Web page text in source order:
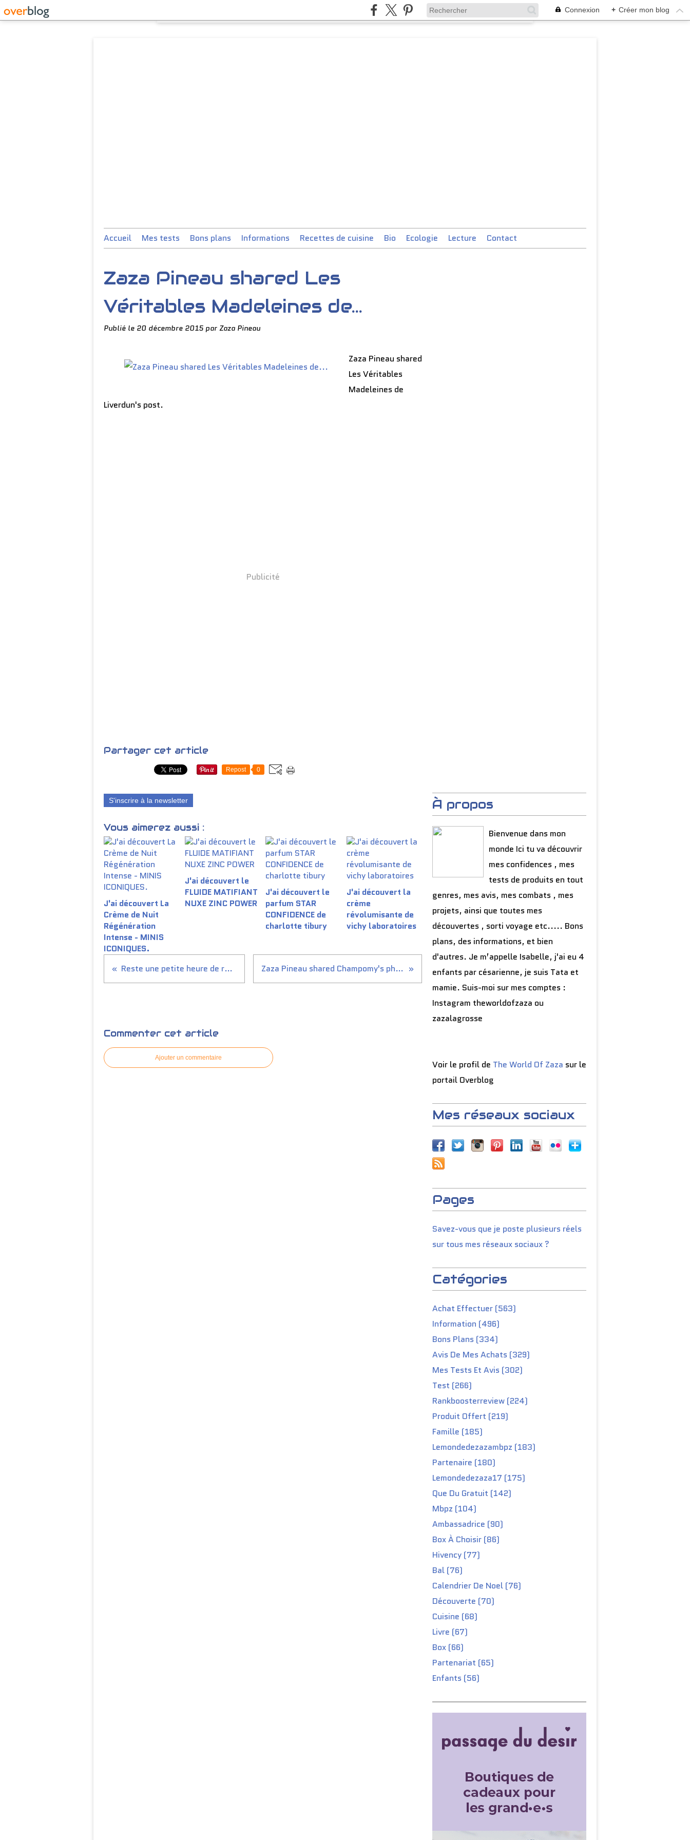
Connexion + Créer mon blog
Accueil Mes tests Bons plans Informations Recettes de cuisine Bio Ecologie Lecture Contact
Zaza Pineau shared Les
Véritables Madeleines de...
Publié le 20 décembre 2015 par Zaza Pineau
Zaza Pineau shared
Les Véritables
Madeleines de
Liverdun's post.
Publicité
Partager cet article
Repost 0
S'inscrire à la newsletter
Vous aimerez aussi :
J'ai découvert La
Crème de Nuit
Régénération
Intense - MINIS
ICONIQUES.
J'ai découvert le
FLUIDE MATIFIANT
NUXE ZINC POWER
J'ai découvert le
parfum STAR
CONFIDENCE de
charlotte tibury
J'ai découvert la
crème
révolumisante de
vichy laboratoires
Reste une petite heure de route Zaza Pineau shared Champomy's photo.
Commenter cet article
Ajouter un commentaire
À propos
Bienvenue dans mon
monde Ici tu va découvrir
mes confidences , mes
tests de produits en tout
genres, mes avis, mes combats , mes
projets, ainsi que toutes mes
découvertes , sorti voyage etc..... Bons
plans, des informations, et bien
d'autres. Je m’appelle Isabelle, j'ai eu 4
enfants par césarienne, je suis Tata et
mamie. Suis-moi sur mes comptes :
Instagram theworldofzaza ou
zazalagrosse
Voir le profil de The World Of Zaza sur le
portail Overblog
Mes réseaux sociaux
Pages
Savez-vous que je poste plusieurs réels
sur tous mes réseaux sociaux ?
Catégories
Achat Effectuer (563)
Information (496)
Bons Plans (334)
Avis De Mes Achats (329)
Mes Tests Et Avis (302)
Test (266)
Rankboosterreview (224)
Produit Offert (219)
Famille (185)
Lemondedezazambpz (183)
Partenaire (180)
Lemondedezaza17 (175)
Que Du Gratuit (142)
Mbpz (104)
Ambassadrice (90)
Box À Choisir (86)
Hivency (77)
Bal (76)
Calendrier De Noel (76)
Découverte (70)
Cuisine (68)
Livre (67)
Box (66)
Partenariat (65)
Enfants (56)